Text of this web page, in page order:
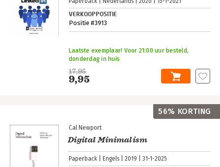
VERKOOPPOSITIE
Positie #3913
17,95
9,95
Laatste exemplaar! Voor 21:00 uur besteld,
donderdag in huis
Cal Newport
Digital Minimalism
Paperback Engels 2019 31-1-2025
56% KORTING